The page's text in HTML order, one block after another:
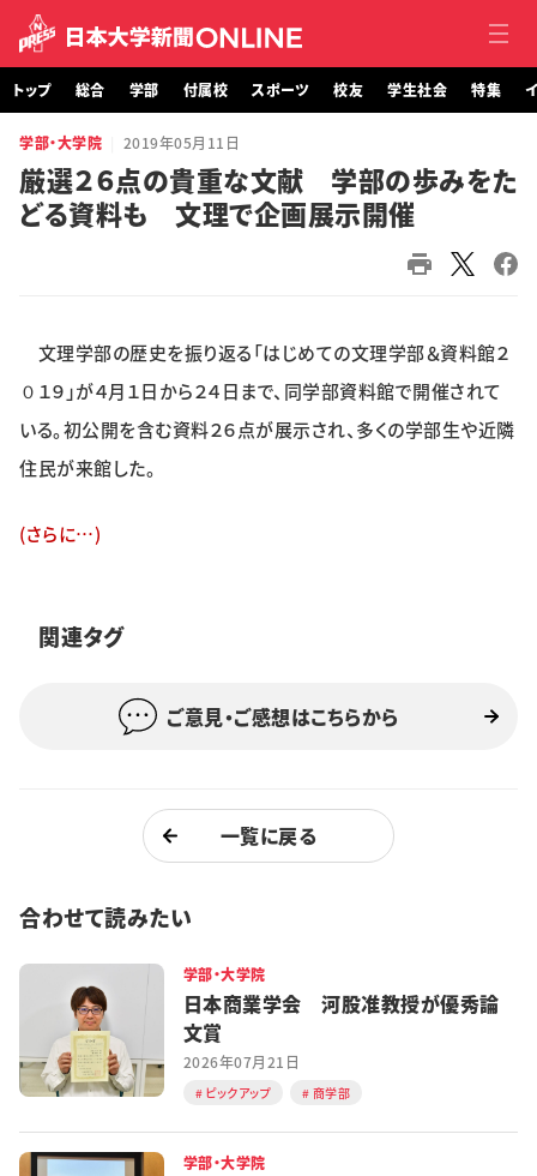
トップ
総合
スポーツ
イベント
購読 日大文芸賞
トップ 総合 学部 付属校 スポーツ 校友 学生社会 特集
学部・大学院 2019年05月11日
厳選２６点の貴重な文献 学部の歩みをた
どる資料も 文理で企画展示開催
文理学部の歴史を振り返る「はじめての文理学部＆資料館２
０１９」が４月１日から２４日まで、同学部資料館で開催されて
いる。初公開を含む資料２６点が展示され、多くの学部生や近隣
住民が来館した。
(さらに…)
関連タグ
ご意見・ご感想はこちらから
一覧に戻る
合わせて読みたい
学部・大学院
日本商業学会 河股准教授が優秀論
文賞
2026年07月21日
ピックアップ 商学部
学部・大学院